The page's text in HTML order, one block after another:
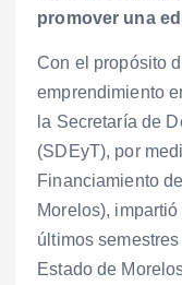
promover una
Con el propósito
emprendimiento
la Secretaría de
(SDEyT), por
Financiamiento
Morelos),
últimos
Estado de